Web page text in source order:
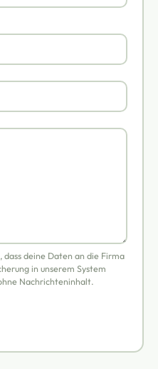
deine Daten an die Firma
in unserem System
Nachrichteninhalt.